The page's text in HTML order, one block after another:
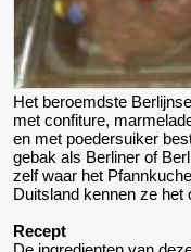
Het beroemdste
met confiture,
en met poedersuiker
gebak als Berliner of
zelf waar het
Duitsland kennen ze het
Recept